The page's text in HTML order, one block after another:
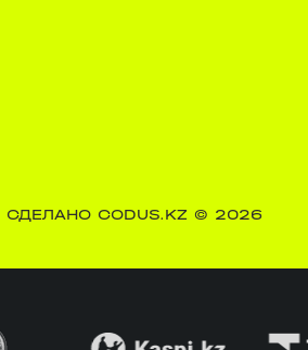
СДЕЛАНО CODUS.KZ © 2026